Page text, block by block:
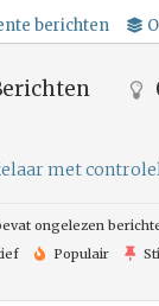
berichten
met
ongelezen
Populair